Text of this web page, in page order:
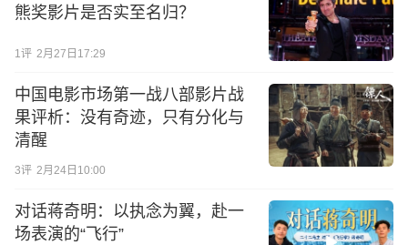
熊奖影片是否实至名归？
1评 2月27日17:29
中国电影市场第一战八部影片战
果评析：没有奇迹，只有分化与
清醒
3评 2月24日10:00
对话蒋奇明：以执念为翼，赴一
场表演的“飞行”